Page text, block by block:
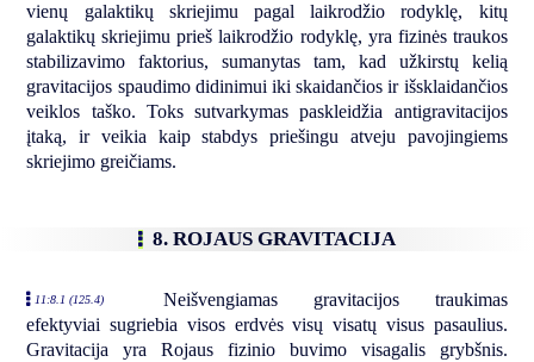
vienų galaktikų skriejimu pagal laikrodžio rodyklę, kitų
galaktikų skriejimu prieš laikrodžio rodyklę, yra fizinės traukos
stabilizavimo faktorius, sumanytas tam, kad užkirstų kelią
gravitacijos spaudimo didinimui iki skaidančios ir išsklaidančios
veiklos taško. Toks sutvarkymas paskleidžia antigravitacijos
įtaką, ir veikia kaip stabdys priešingu atveju pavojingiems
skriejimo greičiams.
8. ROJAUS GRAVITACIJA
11:8.1 (125.4)
Neišvengiamas gravitacijos traukimas
efektyviai sugriebia visos erdvės visų visatų visus pasaulius.
Gravitacija yra Rojaus fizinio buvimo visagalis grybšnis.